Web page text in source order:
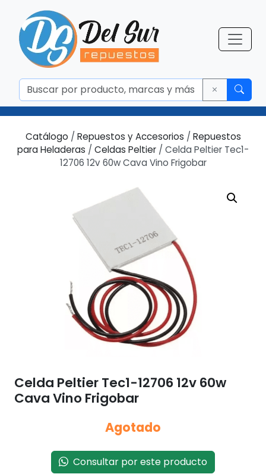
Catálogo / Repuestos y Accesorios / Repuestos
para Heladeras / Celdas Peltier / Celda Peltier Tec1-
12706 12v 60w Cava Vino Frigobar
Celda Peltier Tec1-12706 12v 60w
Cava Vino Frigobar
Agotado
Consultar por este producto